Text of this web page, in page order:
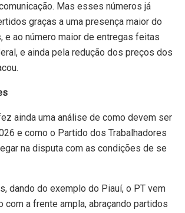
Mas esses números já
graças a uma presença maior do
e ao número maior de entregas feitas
e ainda pela redução dos preços dos
ainda uma análise de como devem ser
e como o Partido dos Trabalhadores
na disputa com as condições de se
dando do exemplo do Piauí, o PT vem
com a frente ampla, abraçando partidos